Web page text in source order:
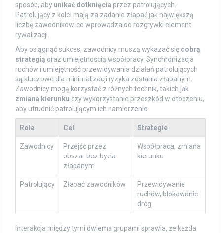
sposób, aby unikać dotknięcia przez patrolujących.
Patrolujący z kolei mają za zadanie złapać jak największą
liczbę zawodników, co wprowadza do rozgrywki element
rywalizacji.
Aby osiągnąć sukces, zawodnicy muszą wykazać się dobrą
strategią oraz umiejętnością współpracy. Synchronizacja
ruchów i umiejętność przewidywania działań patrolujących
są kluczowe dla minimalizacji ryzyka zostania złapanym.
Zawodnicy mogą korzystać z różnych technik, takich jak
zmiana kierunku czy wykorzystanie przeszkód w otoczeniu,
aby utrudnić patrolującym ich namierzenie.
Rola Cel Strategie
Zawodnicy
Przejść przez
obszar bez bycia
złapanym
Współpraca, zmiana
kierunku
Patrolujący Złapać zawodników
Przewidywanie
ruchów, blokowanie
dróg
Interakcja między tymi dwiema grupami sprawia, że każda